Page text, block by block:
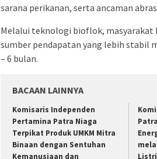
sarana perikanan, serta ancaman
Melalui teknologi bioflok,
sumber pendapatan yang lebih stabil
– 6 bulan.
BACAAN LAINNYA
Komisaris Independen
Pertamina Patra Niaga
Terpikat Produk UMKM Mitra
Binaan dengan Sentuhan
Kemanusiaan dan